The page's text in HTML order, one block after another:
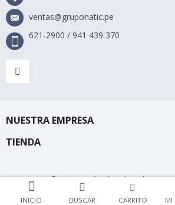
INICIO BUSCAR CARRITO MI
ventas@gruponatic.pe
621-2900 / 941 439 370
NUESTRA EMPRESA
TIENDA
Gruponatic © 2018 Todos los derechos
por PaginasWeb.pe